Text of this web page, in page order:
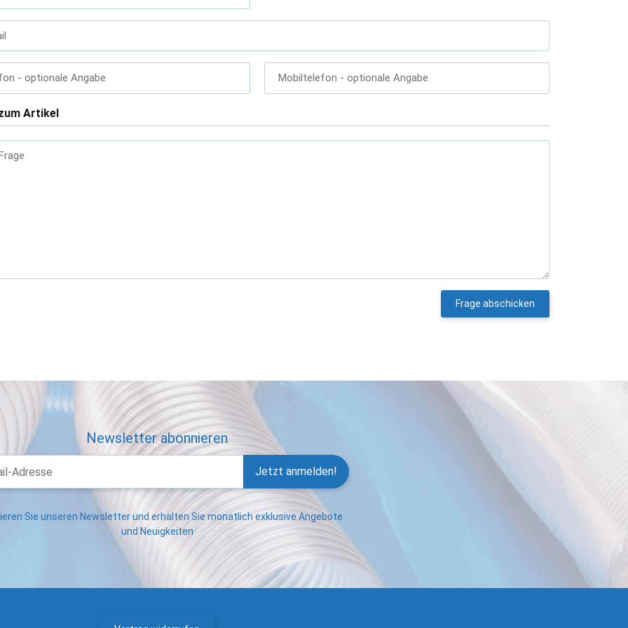
- optionale Angabe Mobiltelefon - optionale Angabe
Artikel
Frage abschicken
Newsletter abonnieren
Jetzt anmelden!
Sie unseren Newsletter und erhalten Sie monatlich exklusive Angebote
und Neuigkeiten